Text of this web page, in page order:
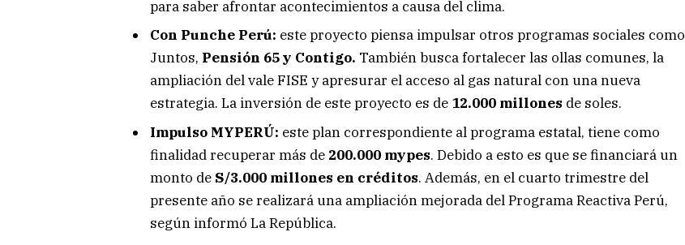
para saber afrontar acontecimientos a causa del clima.
Con Punche Perú: este proyecto piensa impulsar otros programas sociales como
Juntos, Pensión 65 y Contigo. También busca fortalecer las ollas comunes, la
ampliación del vale FISE y apresurar el acceso al gas natural con una nueva
estrategia. La inversión de este proyecto es de 12.000 millones de soles.
Impulso MYPERÚ: este plan correspondiente al programa estatal, tiene como
finalidad recuperar más de 200.000 mypes. Debido a esto es que se financiará un
monto de S/3.000 millones en créditos. Además, en el cuarto trimestre del
presente año se realizará una ampliación mejorada del Programa Reactiva Perú,
según informó La República.